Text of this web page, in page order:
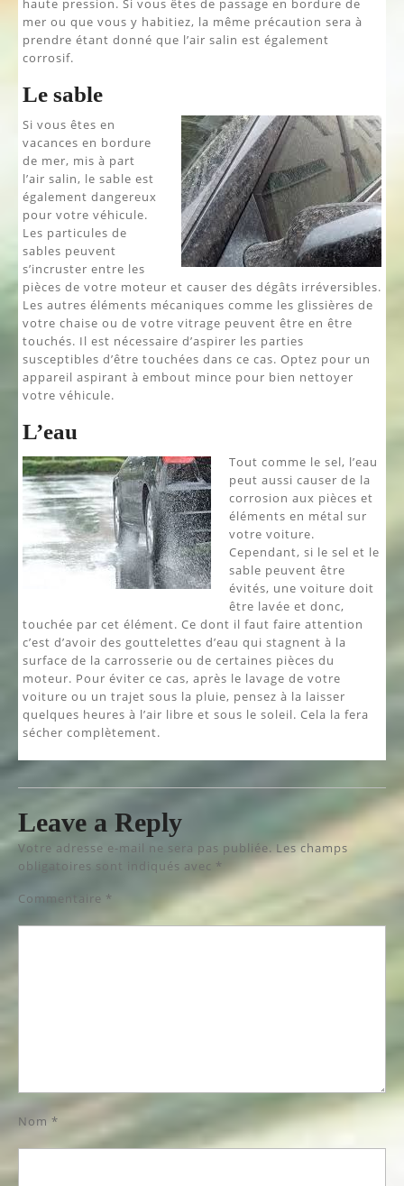
haute pression. Si vous êtes de passage en bordure de
mer ou que vous y habitiez, la même précaution sera à
prendre étant donné que l’air salin est également
corrosif.
Le sable
Si vous êtes en
vacances en bordure
de mer, mis à part
l’air salin, le sable est
également dangereux
pour votre véhicule.
Les particules de
sables peuvent
s’incruster entre les
pièces de votre moteur et causer des dégâts irréversibles.
Les autres éléments mécaniques comme les glissières de
votre chaise ou de votre vitrage peuvent être en être
touchés. Il est nécessaire d’aspirer les parties
susceptibles d’être touchées dans ce cas. Optez pour un
appareil aspirant à embout mince pour bien nettoyer
votre véhicule.
L’eau
Tout comme le sel, l’eau
peut aussi causer de la
corrosion aux pièces et
éléments en métal sur
votre voiture.
Cependant, si le sel et le
sable peuvent être
évités, une voiture doit
être lavée et donc,
touchée par cet élément. Ce dont il faut faire attention
c’est d’avoir des gouttelettes d’eau qui stagnent à la
surface de la carrosserie ou de certaines pièces du
moteur. Pour éviter ce cas, après le lavage de votre
voiture ou un trajet sous la pluie, pensez à la laisser
quelques heures à l’air libre et sous le soleil. Cela la fera
sécher complètement.
Leave a Reply
Votre adresse e-mail ne sera pas publiée. Les champs
obligatoires sont indiqués avec *
Commentaire *
Nom *